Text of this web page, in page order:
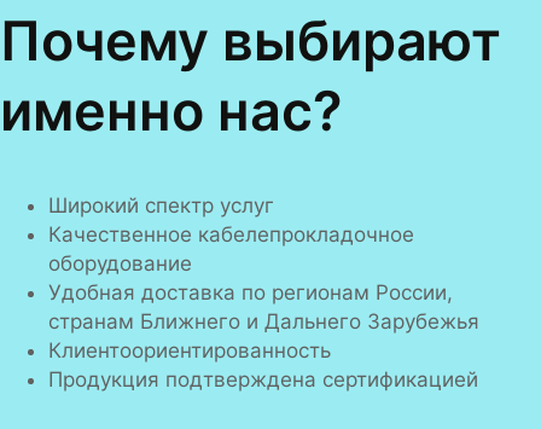
Почему выбирают
именно нас?
Широкий спектр услуг
Качественное кабелепрокладочное
оборудование
Удобная доставка по регионам России,
странам Ближнего и Дальнего Зарубежья
Клиентоориентированность
Продукция подтверждена сертификацией